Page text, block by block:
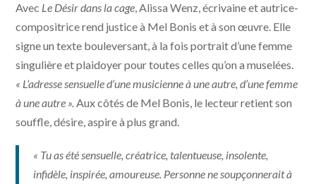
Avec Le Désir dans la cage, Alissa Wenz, écrivaine et autrice-
compositrice rend justice à Mel Bonis et à son œuvre. Elle
signe un texte bouleversant, à la fois portrait d’une femme
singulière et plaidoyer pour toutes celles qu’on a muselées.
« L’adresse sensuelle d’une musicienne à une autre, d’une femme
à une autre ».Aux côtés de Mel Bonis, le lecteur retient son
souffle, désire, aspire à plus grand.
« Tu as été sensuelle, créatrice, talentueuse, insolente,
infidèle, inspirée, amoureuse. Personne ne soupçonnerait à